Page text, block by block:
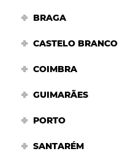
BRAGA
CASTELO BRANCO
COIMBRA
GUIMARÃES
PORTO
SANTARÉM